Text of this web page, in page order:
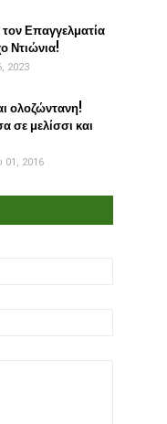
Επαγγελματία
Ντιώνια!
2023
ολοζώντανη!
σε μελίσσι και
01, 2016